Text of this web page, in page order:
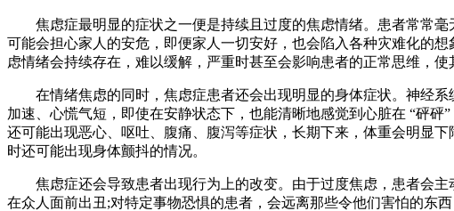
焦虑症最明显的症状之一便是持续且过度的焦虑情绪。患者常常毫
可能会担心家人的安危，即便家人一切安好，也会陷入各种灾难化的
虑情绪会持续存在，难以缓解，严重时甚至会影响患者的正常思维，
在情绪焦虑的同时，焦虑症患者还会出现明显的身体症状。神经系
加速、心慌气短，即使在安静状态下，也能清晰地感觉到心脏在 “砰
还可能出现恶心、呕吐、腹痛、腹泻等症状，长期下来，体重会明显
时还可能出现身体颤抖的情况。​
焦虑症还会导致患者出现行为上的改变。由于过度焦虑，患者会主
在众人面前出丑;对特定事物恐惧的患者，会远离那些令他们害怕的东